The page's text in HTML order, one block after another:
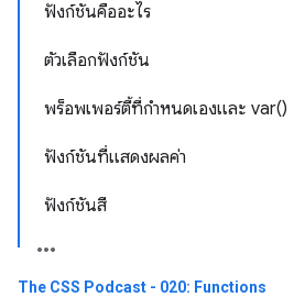
ฟังก์ชันคืออะไร
ตัวเลือกฟังก์ชัน
พร็อพเพอร์ตี้ที่กำหนดเองและ var()
ฟังก์ชันที่แสดงผลค่า
ฟังก์ชันสี
The CSS Podcast - 020: Functions